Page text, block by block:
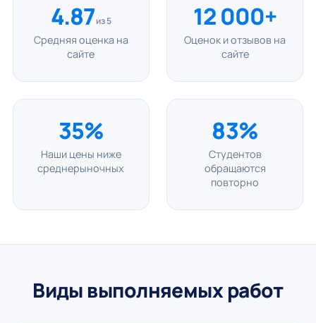
4.87из 5
Средняя оценка на
сайте
12 000+
Оценок и отзывов на
сайте
35%
Наши цены ниже
среднерыночных
83%
Студентов
обращаются
повторно
Виды выполняемых работ